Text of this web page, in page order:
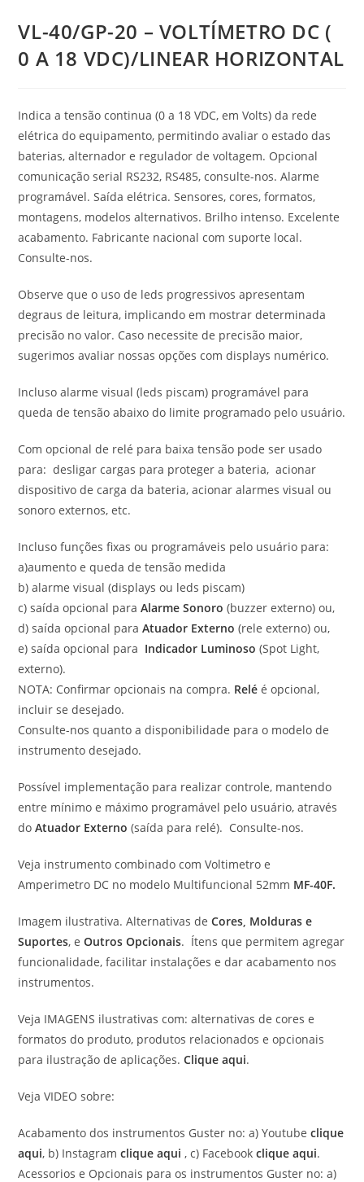
VL-40/GP-20 – VOLTÍMETRO DC (
0 A 18 VDC)/LINEAR HORIZONTAL
Indica a tensão continua (0 a 18 VDC, em Volts) da rede
elétrica do equipamento, permitindo avaliar o estado das
baterias, alternador e regulador de voltagem. Opcional
comunicação serial RS232, RS485, consulte-nos. Alarme
programável. Saída elétrica. Sensores, cores, formatos,
montagens, modelos alternativos. Brilho intenso. Excelente
acabamento. Fabricante nacional com suporte local.
Consulte-nos.
Observe que o uso de leds progressivos apresentam
degraus de leitura, implicando em mostrar determinada
precisão no valor. Caso necessite de precisão maior,
sugerimos avaliar nossas opções com displays numérico.
Incluso alarme visual (leds piscam) programável para
queda de tensão abaixo do limite programado pelo usuário.
Com opcional de relé para baixa tensão pode ser usado
para: desligar cargas para proteger a bateria, acionar
dispositivo de carga da bateria, acionar alarmes visual ou
sonoro externos, etc.
Incluso funções fixas ou programáveis pelo usuário para:
a)aumento e queda de tensão medida
b) alarme visual (displays ou leds piscam)
c) saída opcional paraAlarme Sonoro (buzzer externo) ou,
d) saída opcional paraAtuador Externo (rele externo) ou,
e) saída opcional para Indicador Luminoso (Spot Light,
externo).
NOTA: Confirmar opcionais na compra. Relé é opcional,
incluir se desejado.
Consulte-nos quanto a disponibilidade para o modelo de
instrumento desejado.
Possível implementação para realizar controle, mantendo
entre mínimo e máximo programável pelo usuário, através
doAtuador Externo (saída para relé). Consulte-nos.
Veja instrumento combinado com Voltimetro e
Amperimetro DC no modelo Multifuncional 52mm MF-40F.
Imagem ilustrativa. Alternativas deCores, Molduras e
Suportes, eOutros Opcionais. Ítens que permitem agregar
funcionalidade, facilitar instalações e dar acabamento nos
instrumentos.
Veja IMAGENS ilustrativas com: alternativas de cores e
formatos do produto, produtos relacionados e opcionais
para ilustração de aplicações.Clique aqui.
Veja VIDEO sobre:
Acabamento dos instrumentos Guster no: a) Youtube clique
aqui, b) Instagram clique aqui , c) Facebook clique aqui.
Acessorios e Opcionais para os instrumentos Guster no: a)